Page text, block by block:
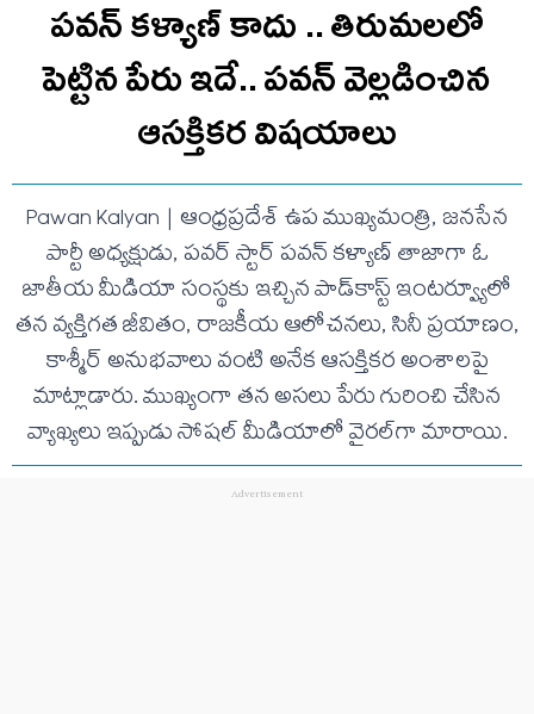
పవన్ కళ్యాణ్ కాదు .. తిరుమలలో
పెట్టిన పేరు ఇదే.. ప‌వ‌న్ వెల్లడించిన
ఆస‌క్తిక‌ర విష‌యాలు
Pawan Kalyan | ఆంధ్రప్రదేశ్ ఉప ముఖ్యమంత్రి, జనసేన
పార్టీ అధ్యక్షుడు, పవర్ స్టార్ పవన్ కళ్యాణ్ తాజాగా ఓ
జాతీయ మీడియా సంస్థకు ఇచ్చిన పాడ్‌కాస్ట్ ఇంటర్వ్యూలో
తన వ్యక్తిగత జీవితం, రాజకీయ ఆలోచనలు, సినీ ప్రయాణం,
కాశ్మీర్ అనుభవాలు వంటి అనేక ఆసక్తికర అంశాలపై
మాట్లాడారు. ముఖ్యంగా తన అసలు పేరు గురించి చేసిన
వ్యాఖ్యలు ఇప్పుడు సోషల్ మీడియాలో వైరల్‌గా మారాయి.